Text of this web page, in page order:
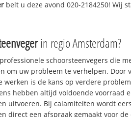
belt u deze avond 020-2184250! Wij
in regio Amsterdam?
schoorsteenvegers die
om uw probleem te verhelpen. Door
werken is de kans op verdere
hebben altijd voldoende voorraad
uitvoeren. Bij calamiteiten wordt
direct een afspraak gemaakt voor